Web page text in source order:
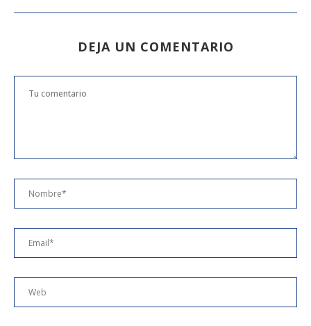
DEJA UN COMENTARIO